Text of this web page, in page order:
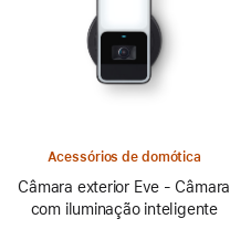
Acessórios de domótica
Câmara exterior Eve - Câmara
com iluminação inteligente